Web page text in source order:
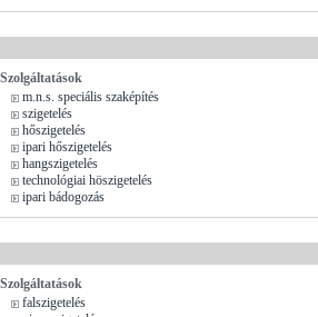
Szolgáltatások
m.n.s. speciális szaképítés
szigetelés
hőszigetelés
ipari hőszigetelés
hangszigetelés
technológiai höszigetelés
ipari bádogozás
Szolgáltatások
falszigetelés